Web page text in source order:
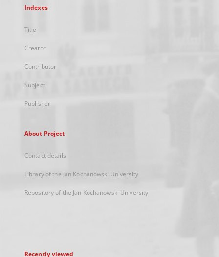
Indexes
Title
Creator
Contributor
Subject
Publisher
About Project
Contact details
Library of the Jan Kochanowski University
Repository of the Jan Kochanowski University
Recently viewed